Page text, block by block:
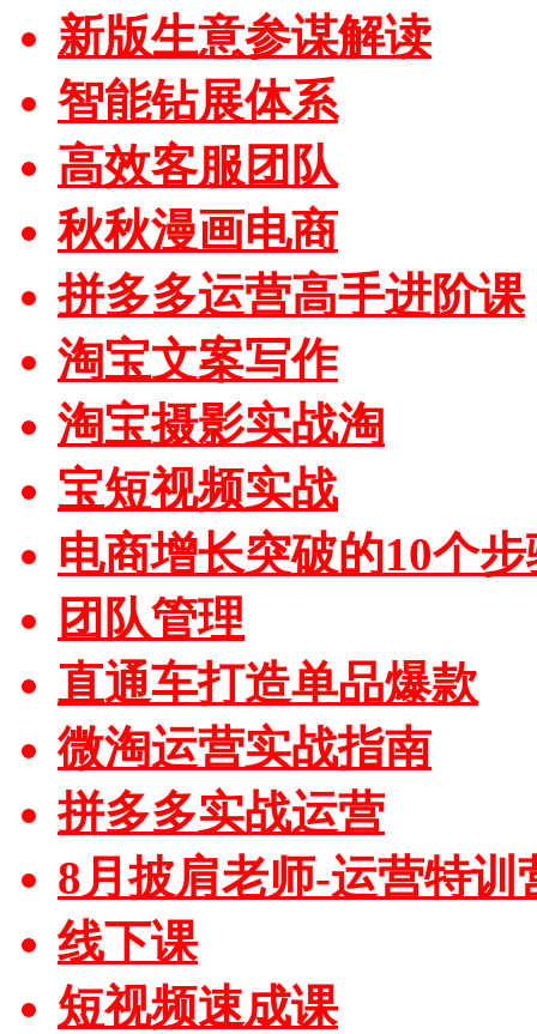
新版生意参谋解读
智能钻展体系
高效客服团队
秋秋漫画电商
拼多多运营高手进阶课
淘宝文案写作
淘宝摄影实战淘
宝短视频实战
电商增长突破的10个
团队管理
直通车打造单品爆款
微淘运营实战指南
拼多多实战运营
8月披肩老师-运营特训
线下课
短视频速成课